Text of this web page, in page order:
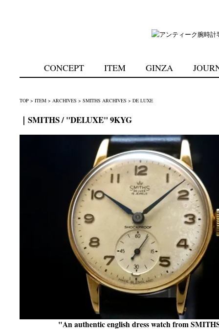
CONCEPT ITEM GINZA
TOP > ITEM > ARCHIVES > SMITHS ARCHIVES > DE LUXE
｜SMITHS / "DELUXE" 9KYG
"An authentic english dress watch from